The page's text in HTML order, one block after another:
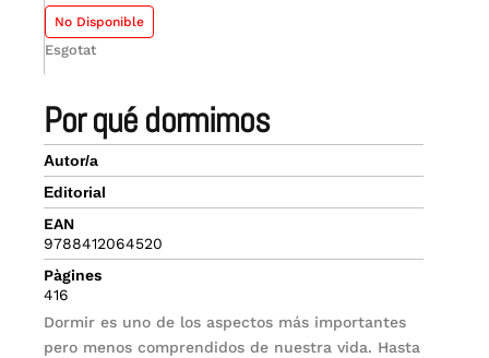
por qué dormimos
Autor/a
Editorial
EAN
9788412064520
Pàgines
416
Dormir es uno de los aspectos más importantes
pero menos comprendidos de nuestra vida. Hasta
No Disponible
Esgotat